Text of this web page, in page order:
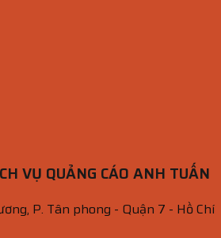
VỤ QUẢNG CÁO ANH TUẤN
P. Tân phong - Quận 7 - Hồ Chí